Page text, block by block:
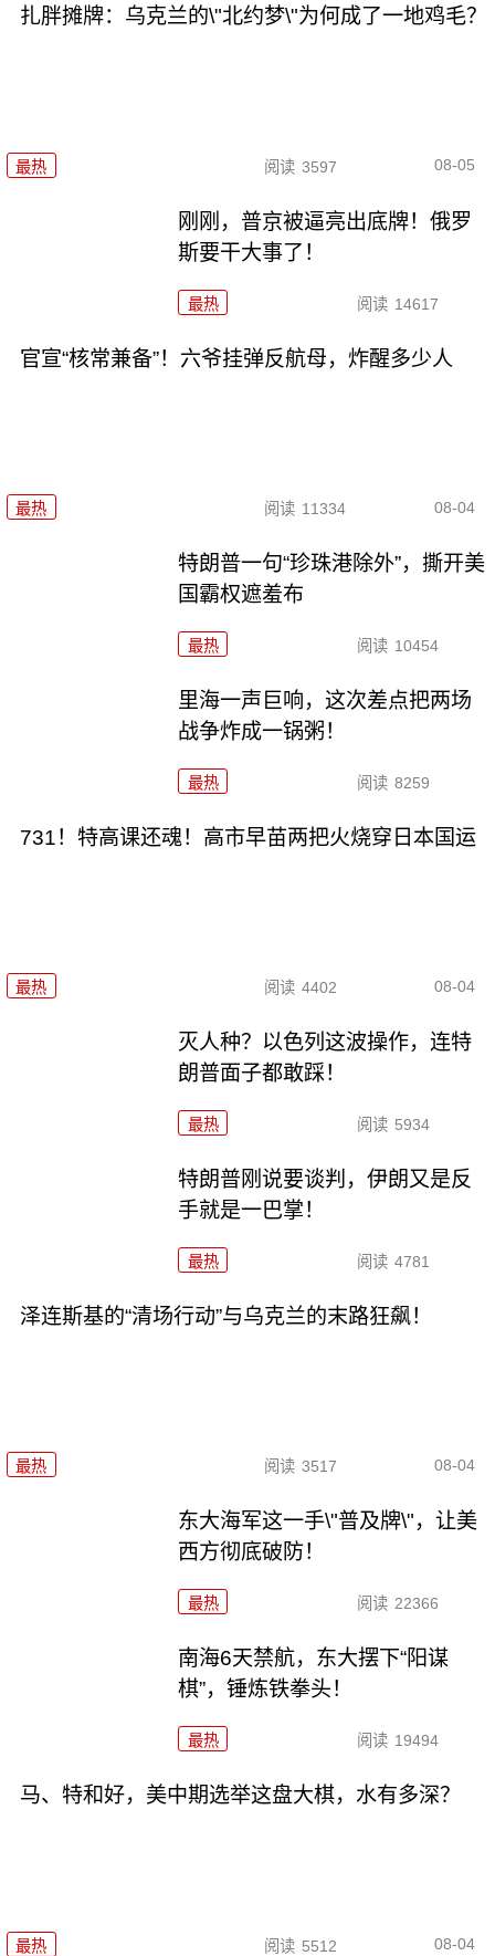
扎胖摊牌：乌克兰的\"北约梦\"为何成了一地鸡毛？
最热 阅读 3597 08-05
刚刚，普京被逼亮出底牌！俄罗
斯要干大事了！
最热 阅读 14617
官宣“核常兼备”！六爷挂弹反航母，炸醒多少人
最热 阅读 11334 08-04
特朗普一句“珍珠港除外”，撕开美
国霸权遮羞布
最热 阅读 10454
里海一声巨响，这次差点把两场
战争炸成一锅粥！
最热 阅读 8259
731！特高课还魂！高市早苗两把火烧穿日本国运
最热 阅读 4402 08-04
灭人种？以色列这波操作，连特
朗普面子都敢踩！
最热 阅读 5934
特朗普刚说要谈判，伊朗又是反
手就是一巴掌！
最热 阅读 4781
泽连斯基的“清场行动”与乌克兰的末路狂飙！
最热 阅读 3517 08-04
东大海军这一手\"普及牌\"，让美
西方彻底破防！
最热 阅读 22366
南海6天禁航，东大摆下“阳谋
棋”，锤炼铁拳头！
最热 阅读 19494
马、特和好，美中期选举这盘大棋，水有多深？
最热 阅读 5512 08-04